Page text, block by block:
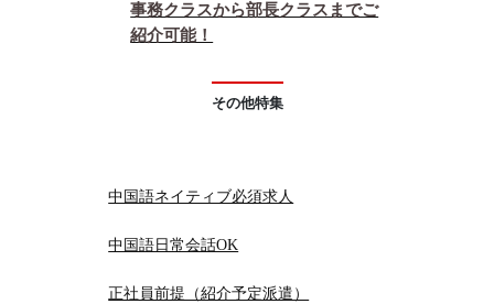
事務クラスから部長クラスまでご
紹介可能！
その他特集
中国語ネイティブ必須求人
中国語日常会話OK
正社員前提（紹介予定派遣）